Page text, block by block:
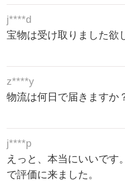
j****d
宝物は受け取りました欲
z****y
物流は何日で届きますか
j****p
えっと、本当にいいです
で評価に来ました。